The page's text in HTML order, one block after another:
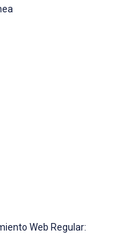
Web Regular: